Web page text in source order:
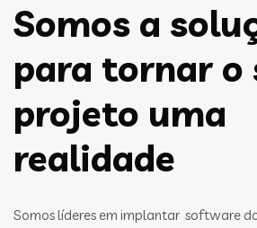
Somos a
para tornar o
projeto uma
realidade
Somos líderes em implantar software